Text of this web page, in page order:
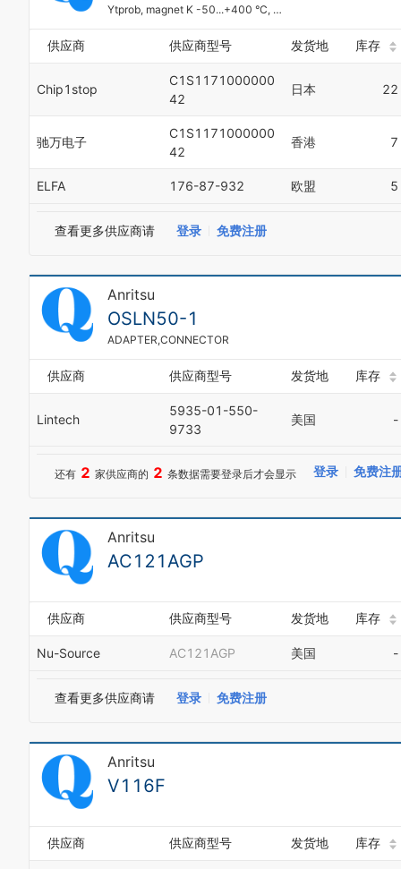
Ytprob, magnet K -50...+400 °C, MG-22K-GW1-ANP, Anritsu Meter
供应商 供应商型号 发货地 库存
Chip1stop
C1S1171000000
42
日本 22
驰万电子
C1S1171000000
42
香港 7
ELFA 176-87-932 欧盟 5
查看更多供应商请 登录 免费注册
Anritsu
OSLN50-1
ADAPTER,CONNECTOR
供应商 供应商型号 发货地 库存
Lintech
5935-01-550-
9733
美国 -
还有 2 家供应商的 2 条数据需要登录后才会显示 登录 免费注
Anritsu
AC121AGP
供应商 供应商型号 发货地 库存
Nu-Source AC121AGP 美国 -
查看更多供应商请 登录 免费注册
Anritsu
V116F
供应商 供应商型号 发货地 库存